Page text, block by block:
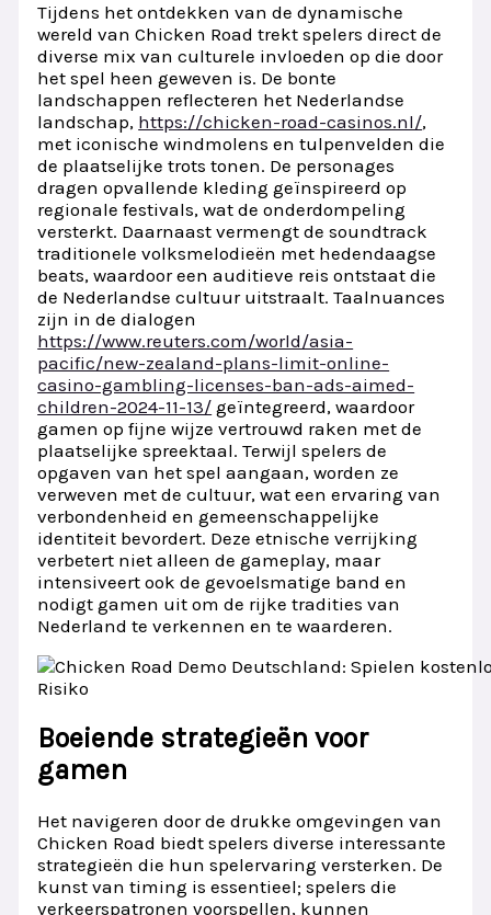
Tijdens het ontdekken van de dynamische
wereld van Chicken Road trekt spelers direct de
diverse mix van culturele invloeden op die door
het spel heen geweven is. De bonte
landschappen reflecteren het Nederlandse
landschap, https://chicken-road-casinos.nl/,
met iconische windmolens en tulpenvelden die
de plaatselijke trots tonen. De personages
dragen opvallende kleding geïnspireerd op
regionale festivals, wat de onderdompeling
versterkt. Daarnaast vermengt de soundtrack
traditionele volksmelodieën met hedendaagse
beats, waardoor een auditieve reis ontstaat die
de Nederlandse cultuur uitstraalt. Taalnuances
zijn in de dialogen
https://www.reuters.com/world/asia-
pacific/new-zealand-plans-limit-online-
casino-gambling-licenses-ban-ads-aimed-
children-2024-11-13/ geïntegreerd, waardoor
gamen op fijne wijze vertrouwd raken met de
plaatselijke spreektaal. Terwijl spelers de
opgaven van het spel aangaan, worden ze
verweven met de cultuur, wat een ervaring van
verbondenheid en gemeenschappelijke
identiteit bevordert. Deze etnische verrijking
verbetert niet alleen de gameplay, maar
intensiveert ook de gevoelsmatige band en
nodigt gamen uit om de rijke tradities van
Nederland te verkennen en te waarderen.
Boeiende strategieën voor
gamen
Het navigeren door de drukke omgevingen van
Chicken Road biedt spelers diverse interessante
strategieën die hun spelervaring versterken. De
kunst van timing is essentieel; spelers die
verkeerspatronen voorspellen, kunnen